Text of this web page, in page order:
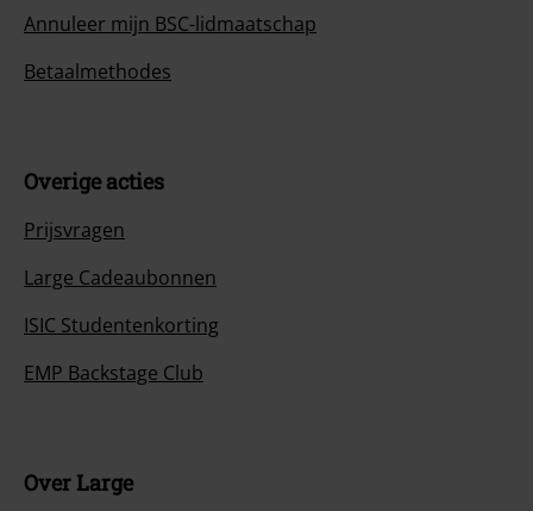
Annuleer mijn BSC-lidmaatschap
Betaalmethodes
Overige acties
Prijsvragen
Large Cadeaubonnen
ISIC Studentenkorting
EMP Backstage Club
Over Large